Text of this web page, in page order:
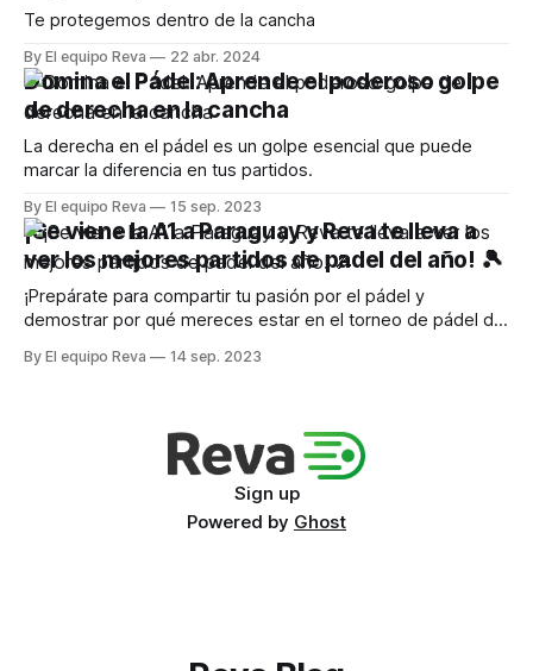
Te protegemos dentro de la cancha
By El equipo Reva 22 abr. 2024
Domina el Pádel: Aprende el poderoso golpe
de derecha en la cancha
La derecha en el pádel es un golpe esencial que puede
marcar la diferencia en tus partidos.
By El equipo Reva 15 sep. 2023
¡Se viene la A1 a Paraguay y Reva te lleva a
ver los mejores partidos de padel del año! 🎾
¡Prepárate para compartir tu pasión por el pádel y
demostrar por qué mereces estar en el torneo de pádel del
By El equipo Reva 14 sep. 2023
Sign up
Powered by Ghost